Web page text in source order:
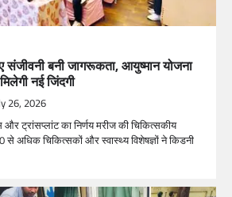
संजीवनी बनी जागरूकता, आयुष्मान योजना
नई जिंदगी
26, 2026
ट्रांसप्लांट का निर्णय मरीज की चिकित्सकीय
अधिक चिकित्सकों और स्वास्थ्य विशेषज्ञों ने किडनी